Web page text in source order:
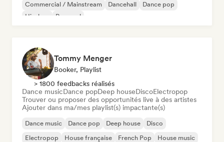
Commercial / Mainstream
Dancehall
Dance pop
Hip-hop
Pop soul
Tommy Menger
Booker, Playlist
> 1800 feedbacks réalisés
Dance musicDance popDeep houseDiscoElectropop
Trouver ou proposer des opportunités live à des artistes
Ajouter dans ma/mes playlist(s) impactante(s)
Dance music Dance pop Deep house
Disco
Electropop
House française French Pop House music